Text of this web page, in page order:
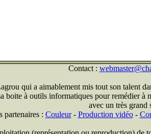
Contact :
qui a aimablement mis tout son talent
boite à outils informatiques pour remédier
avec un très grand
partenaires : Couleur- Production vidéo-